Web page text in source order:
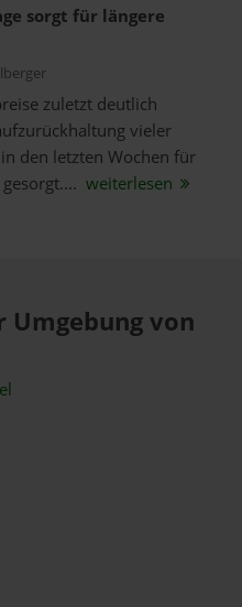
sorgt für längere
zuletzt deutlich
vieler
den letzten Wochen für
weiterlesen
Umgebung von